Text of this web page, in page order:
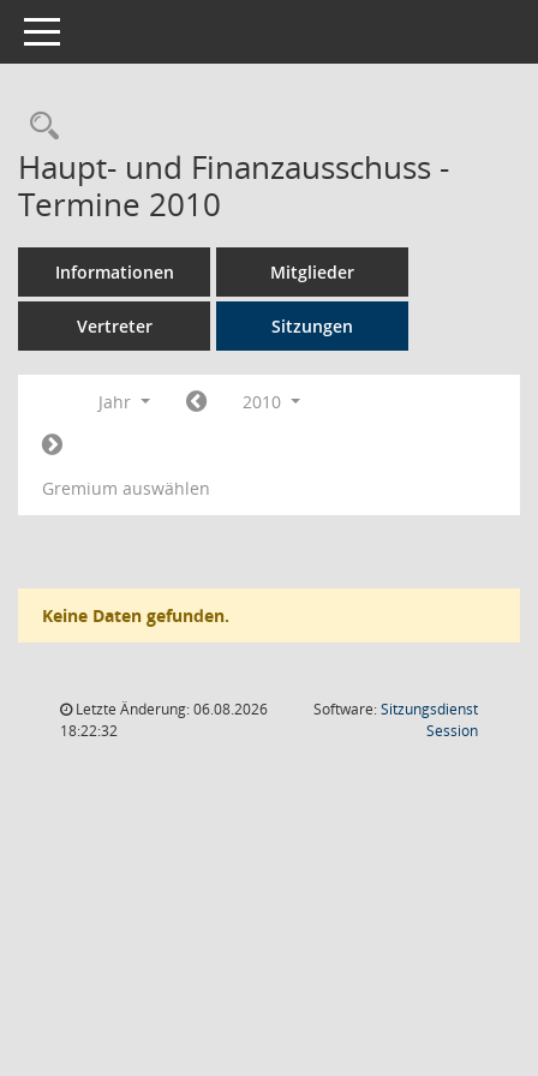
Toggle navigation
Rechercheauswahl
Haupt- und Finanzausschuss -
Termine 2010
Informationen Mitglieder
Vertreter Sitzungen
Jahr 2010
Gremium auswählen
Keine Daten gefunden.
Letzte Änderung: 06.08.2026
18:22:32
Software:Sitzungsdienst
Session(Wird in